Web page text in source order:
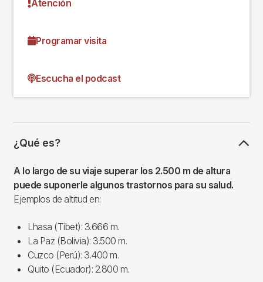
Atención
Programar visita
Escucha el podcast
¿Qué es?
A lo largo de su viaje superar los 2.500 m de altura
puede suponerle algunos trastornos para su salud.
Ejemplos de altitud en:
Lhasa (Tíbet): 3.666 m.
La Paz (Bolivia): 3.500 m.
Cuzco (Perú): 3.400 m.
Quito (Ecuador): 2.800 m.